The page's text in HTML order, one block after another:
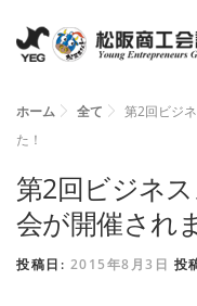
ホーム YEGとは
理事抱負 委員会
ホーム 全て
第2回ビジ
た！
第2回ビジネ
会が開催され
投稿日: 2015年8月3日 投